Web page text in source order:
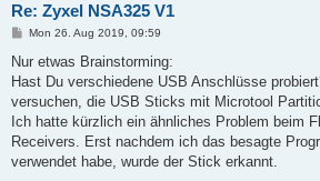
Re: Zyxel NSA325 V1
P
s
Mon 26. Aug 2019, 09:59
Nur etwas Brainstorming:
Hast Du verschiedene USB Anschlüsse
versuchen, die USB Sticks mit Microtool
Ich hatte kürzlich ein ähnliches Problem beim
Receivers. Erst nachdem ich das besagte
verwendet habe, wurde der Stick erkannt.